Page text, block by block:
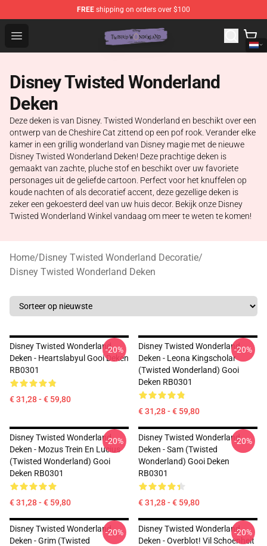
FREE shipping on orders over $100
Open menu
Twisted Wonderland Store - Official Twisted
Disney Twisted Wonderland
Deken
Deze deken is van Disney. Twisted Wonderland en beschikt over een
ontwerp van de Cheshire Cat zittend op een pof rook. Verander elke
kamer in een grillig wonderland van Disney magie met de nieuwe
Disney Twisted Wonderland Deken! Deze prachtige deken is
gemaakt van zachte, pluche stof en beschikt over uw favoriete
personages uit de geliefde cartoon. Perfect voor het knuffelen op
koude nachten of als decoratief accent, deze gezellige deken is
zeker een gekoesterd deel van uw huis decor. Bekijk onze Disney
Twisted Wonderland Winkel vandaag om meer te weten te komen!
Home/Disney Twisted Wonderland Decoratie/
Disney Twisted Wonderland Deken
Disney Twisted Wonderland
Deken - Heartslabyul Gooi Deken
RB0301
€ 31,28 - € 59,80
-20%
Disney Twisted Wonderland
Deken - Leona Kingscholar
(Twisted Wonderland) Gooi
Deken RB0301
€ 31,28 - € 59,80
-20%
Disney Twisted Wonderland
Deken - Mozus Trein En Lucius
(Twisted Wonderland) Gooi
Deken RB0301
€ 31,28 - € 59,80
-20%
Disney Twisted Wonderland
Deken - Sam (Twisted
Wonderland) Gooi Deken
RB0301
€ 31,28 - € 59,80
-20%
Disney Twisted Wonderland
Deken - Grim (Twisted
-20%
Disney Twisted Wonderland
Deken - Overblot! Vil Schoenheit
-20%